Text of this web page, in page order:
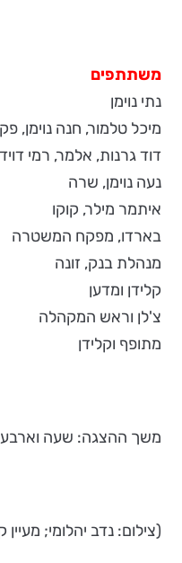
משתתפים
נתי נוימן
מיכל טלמור, חנה נוימן,
דוד גרנות, אלמר, רמי
נעה נוימן,
איתמר מילר,
בארדו, מפקח
מנהלת בנק,
קלידן ומדען
צ'לן וראש
מתופף וקלידן
משך ההצגה: שעה
(צילום: נדב יהלומי; מעיין